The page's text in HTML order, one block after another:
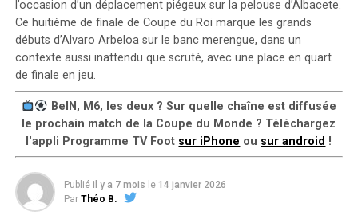
l’occasion d’un déplacement piégeux sur la pelouse d’Albacete.
Ce huitième de finale de Coupe du Roi marque les grands
débuts d’Alvaro Arbeloa sur le banc merengue, dans un
contexte aussi inattendu que scruté, avec une place en quart
de finale en jeu.
BeIN, M6, les deux ? Sur quelle chaîne est diffusée
le prochain match de la Coupe du Monde ? Téléchargez
l'appli Programme TV Foot sur iPhone ou sur android !
Publié il y a 7 mois le 14 janvier 2026
Par Théo B.